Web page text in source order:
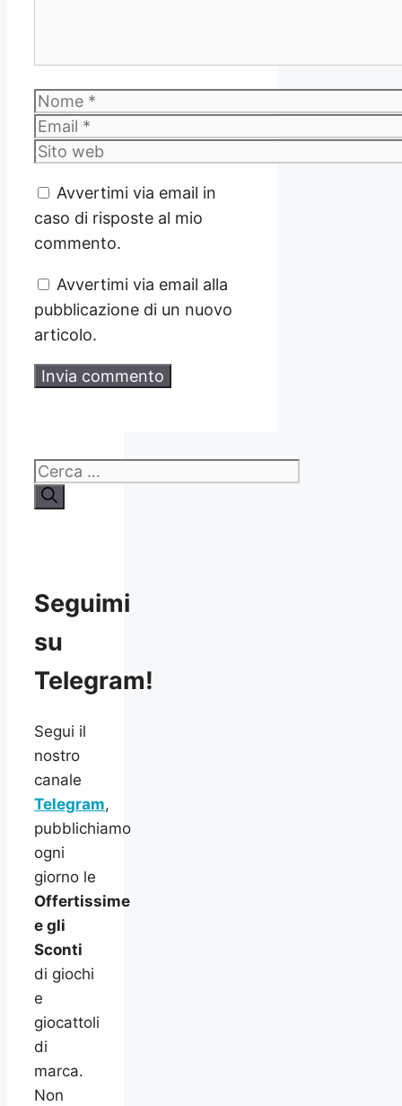
Nome
Email
Sito
Avvertimi via email in
caso di risposte al mio
commento.
Avvertimi via email alla
pubblicazione di un nuovo
articolo.
Ricerca
per:
Seguimi
su
Telegram!
Segui il
nostro
canale
Telegram,
pubblichiamo
ogni
giorno le
Offertissime
e gli
Sconti
di giochi
e
giocattoli
di
marca.
Non